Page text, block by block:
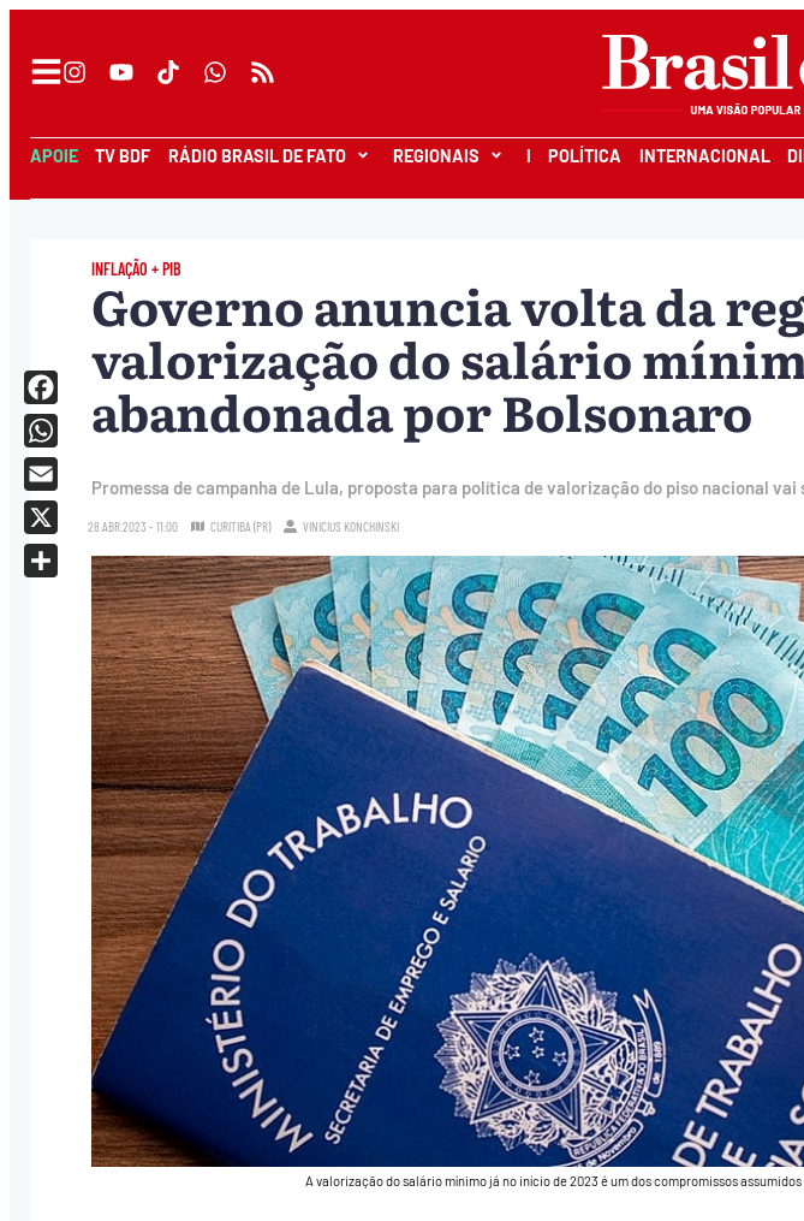
APOIE TV BDF RÁDIO BRASIL DE FATO REGIONAIS I POLÍTICA INTERNACIONAL
INFLAÇÃO + PIB
Governo anuncia volta da
valorização do salário
abandonada por Bolsonaro
Promessa de campanha de Lula, proposta para política de valorização do piso nacional vai
28.ABR.2023 - 11:00 CURITIBA (PR) VINICIUS KONCHINSKI
A valorização do salário mínimo já no início de 2023 é um dos compromissos
Facebook
WhatsApp
Email
X